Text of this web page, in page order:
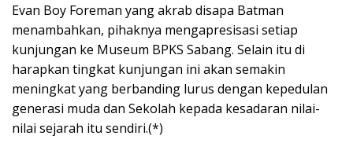
Evan Boy Foreman yang akrab disapa Batman
menambahkan, pihaknya mengapresisasi setiap
kunjungan ke Museum BPKS Sabang. Selain itu di
harapkan tingkat kunjungan ini akan semakin
meningkat yang berbanding lurus dengan kepedulan
generasi muda dan Sekolah kepada kesadaran nilai-
nilai sejarah itu sendiri.(*)